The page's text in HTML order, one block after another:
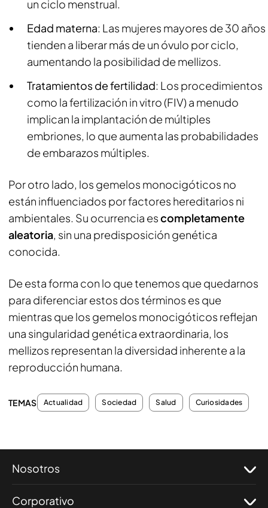
un ciclo menstrual.
Edad materna: Las mujeres mayores de 30 años
tienden a liberar más de un óvulo por ciclo,
aumentando la posibilidad de mellizos.
Tratamientos de fertilidad: Los procedimientos
como la fertilización in vitro (FIV) a menudo
implican la implantación de múltiples
embriones, lo que aumenta las probabilidades
de embarazos múltiples.
Por otro lado, los gemelos monocigóticos no
están influenciados por factores hereditarios ni
ambientales. Su ocurrencia escompletamente
aleatoria, sin una predisposición genética
conocida.
De esta forma con lo que tenemos que quedarnos
para diferenciar estos dos términos es que
mientras que los gemelos monocigóticos reflejan
una singularidad genética extraordinaria, los
mellizos representan la diversidad inherente a la
reproducción humana.
TEMAS Actualidad Sociedad Salud Curiosidades
Nosotros
Corporativo